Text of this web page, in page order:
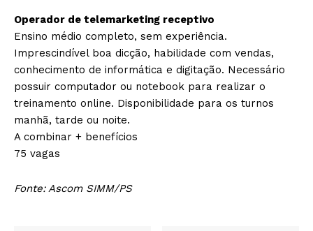
Operador de telemarketing receptivo
Ensino médio completo, sem experiência.
Imprescindível boa dicção, habilidade com vendas,
conhecimento de informática e digitação. Necessário
possuir computador ou notebook para realizar o
treinamento online. Disponibilidade para os turnos
manhã, tarde ou noite.
A combinar + benefícios
75 vagas
Fonte: Ascom SIMM/PS